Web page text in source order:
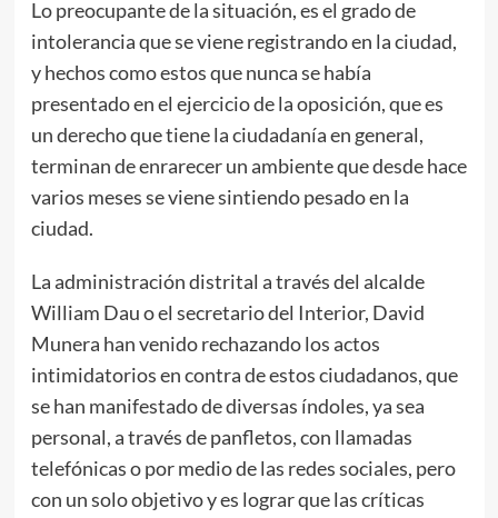
Lo preocupante de la situación, es el grado de
intolerancia que se viene registrando en la ciudad,
y hechos como estos que nunca se había
presentado en el ejercicio de la oposición, que es
un derecho que tiene la ciudadanía en general,
terminan de enrarecer un ambiente que desde hace
varios meses se viene sintiendo pesado en la
ciudad.
La administración distrital a través del alcalde
William Dau o el secretario del Interior, David
Munera han venido rechazando los actos
intimidatorios en contra de estos ciudadanos, que
se han manifestado de diversas índoles, ya sea
personal, a través de panfletos, con llamadas
telefónicas o por medio de las redes sociales, pero
con un solo objetivo y es lograr que las críticas